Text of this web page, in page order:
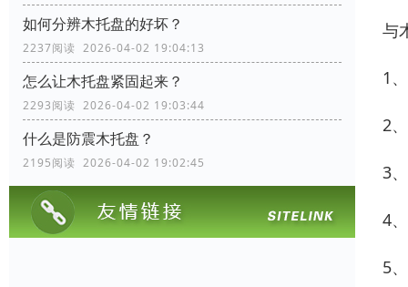
如何分辨木托盘的好坏？
2237阅读 2026-04-02 19:04:13
怎么让木托盘紧固起来？
2293阅读 2026-04-02 19:03:44
什么是防震木托盘？
2195阅读 2026-04-02 19:02:45
与
1
2
3
4
5